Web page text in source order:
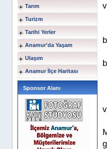
Tarım
Turizm
Tarihi Yerler
Anamur'da Yaşam
Ulaşım
Anamur İlçe Haritası
Sponsor Alanı